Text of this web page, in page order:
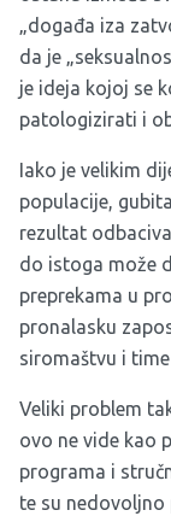
„događa iza
da je
je ideja kojoj se
patologizirati i
Iako je velikim
populacije,
rezultat
do istoga može
preprekama u
pronalasku
siromaštvu i
Veliki problem
ovo ne vide kao
programa i
te su nedovoljno